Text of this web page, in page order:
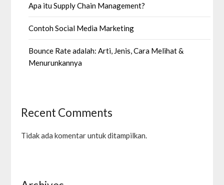
Apa itu Supply Chain Management?
Contoh Social Media Marketing
Bounce Rate adalah: Arti, Jenis, Cara Melihat &
Menurunkannya
Recent Comments
Tidak ada komentar untuk ditampilkan.